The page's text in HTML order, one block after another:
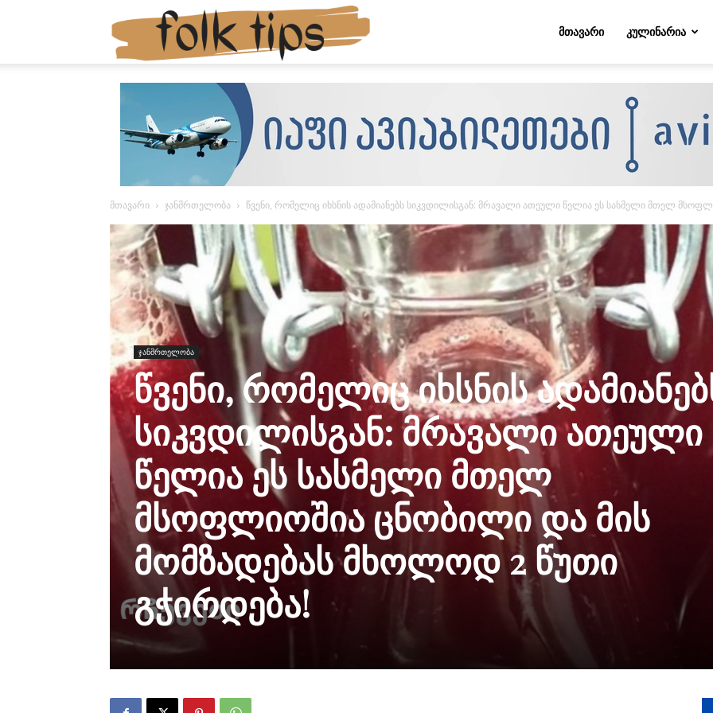
Folktips.org ᲛᲗᲐᲕᲐᲠᲘ ᲙᲣᲚᲘᲜᲐᲠᲘᲐ
მთავარი ჯანმრთელობა წვენი, რომელიც იხსნის ადამიანებს სიკვდილისგან: მრავალი ათეული წელია ეს სასმელი მთელ
ჯანმრთელობა
წვენი, რომელიც იხსნის
სიკვდილისგან: მრავალი ათეული
წელია ეს სასმელი მთელ
მსოფლიოშია ცნობილი და მის
მომზადებას მხოლოდ 2 წუთი
გჭირდება!